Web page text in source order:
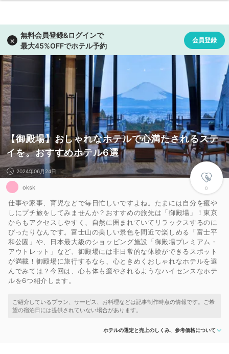
【御殿場】おしゃれなホテルで心満たされるステ
イを。おすすめホテル6選
0
2024年06月24日
oksk
仕事や家事、育児などで毎日忙しいですよね。たまには自分を癒や
しにプチ旅をしてみませんか？おすすめの旅先は「御殿場」！東京
からもアクセスしやすく、自然に囲まれていてリラックスするのに
ぴったりなんです。富士山の美しい景色を間近で楽しめる「富士平
和公園」や、日本最大級のショッピング施設「御殿場プレミアム・
アウトレット」など、御殿場には非日常的な体験ができるスポット
が満載！御殿場に旅行するなら、心ときめくおしゃれなホテルを選
んでみては？今回は、心も体も癒やされるようなハイセンスなホテ
ルを6つ紹介します。
ホテルの選定と売上のしくみ、参考価格について